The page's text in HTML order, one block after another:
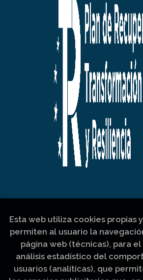
Esta web utiliza cookies propias
permiten al usuario la
página web (técnicas), para
análisis estadístico del
usuarios (analíticas), que